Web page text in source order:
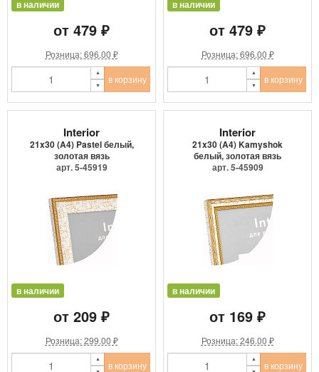
в наличии
от 479 ₽
Розница: 696.00 ₽
в корзину
в наличии
от 479 ₽
Розница: 696.00 ₽
в корзину
Interior
21x30 (A4) Pastel белый,
золотая вязь
арт. 5-45919
в наличии
от 209 ₽
Розница: 299.00 ₽
в корзину
Interior
21x30 (A4) Kamyshok
белый, золотая вязь
арт. 5-45909
в наличии
от 169 ₽
Розница: 246.00 ₽
в корзину